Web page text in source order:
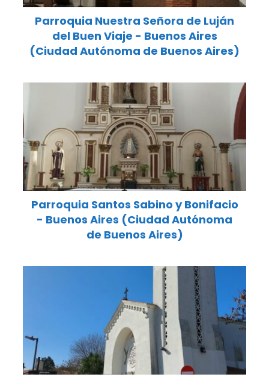
Parroquia Nuestra Señora de Luján
del Buen Viaje - Buenos Aires
(Ciudad Autónoma de Buenos Aires)
Parroquia Santos Sabino y Bonifacio
- Buenos Aires (Ciudad Autónoma
de Buenos Aires)